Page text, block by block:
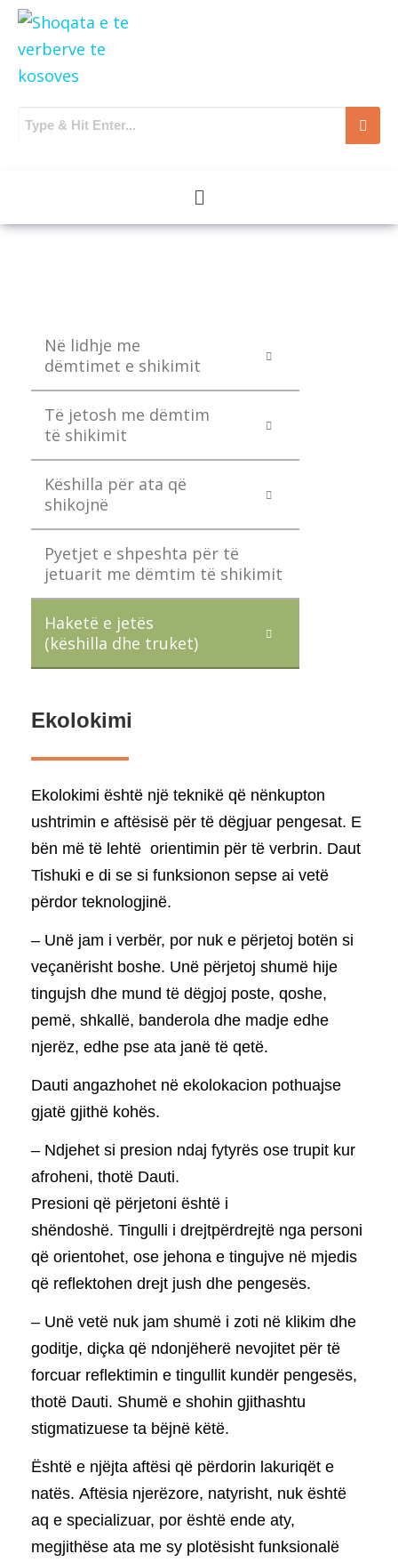
Në lidhje me
dëmtimet e shikimit
Të jetosh me dëmtim
të shikimit
Këshilla për ata që
shikojnë
Pyetjet e shpeshta për të
jetuarit me dëmtim të shikimit
Haketë e jetës
(këshilla dhe truket)
Ekolokimi
Ekolokimi është një teknikë që nënkupton
ushtrimin e aftësisë për të dëgjuar pengesat. E
bën më të lehtë orientimin për të verbrin. Daut
Tishuki e di se si funksionon sepse ai vetë
përdor teknologjinë.
– Unë jam i verbër, por nuk e përjetoj botën si
veçanërisht boshe. Unë përjetoj shumë hije
tingujsh dhe mund të dëgjoj poste, qoshe,
pemë, shkallë, banderola dhe madje edhe
njerëz, edhe pse ata janë të qetë.
Dauti angazhohet në ekolokacion pothuajse
gjatë gjithë kohës.
– Ndjehet si presion ndaj fytyrës ose trupit kur
afroheni, thotë Dauti.
Presioni që përjetoni është i
shëndoshë. Tingulli i drejtpërdrejtë nga personi
që orientohet, ose jehona e tingujve në mjedis
që reflektohen drejt jush dhe pengesës.
– Unë vetë nuk jam shumë i zoti në klikim dhe
goditje, diçka që ndonjëherë nevojitet për të
forcuar reflektimin e tingullit kundër pengesës,
thotë Dauti. Shumë e shohin gjithashtu
stigmatizuese ta bëjnë këtë.
Është e njëjta aftësi që përdorin lakuriqët e
natës. Aftësia njerëzore, natyrisht, nuk është
aq e specializuar, por është ende aty,
megjithëse ata me sy plotësisht funksionalë